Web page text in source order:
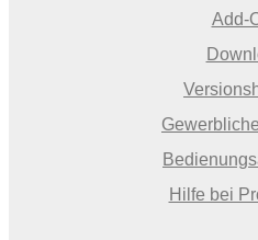
Add-
Hilfe bei